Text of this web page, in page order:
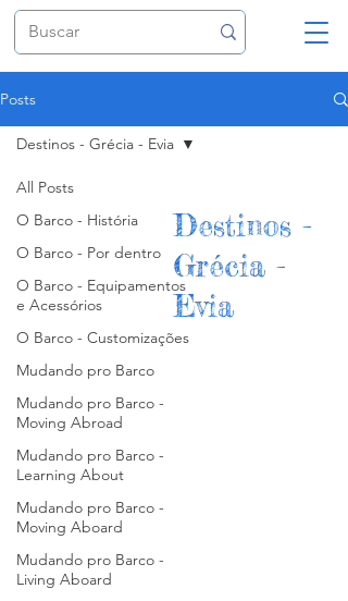
Posts
All Posts
O Barco - História
O Barco - Por dentro
O Barco - Equipamentos
e Acessórios
O Barco - Customizações
Mudando pro Barco
Mudando pro Barco -
Moving Abroad
Mudando pro Barco -
Learning About
Mudando pro Barco -
Moving Aboard
Mudando pro Barco -
Living Aboard
Destinos - Grécia - Evia
Destinos -
Grécia -
Evia